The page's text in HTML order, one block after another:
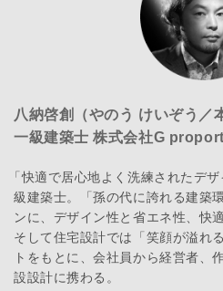
八納啓創（やのう けいぞう／
一級建築士 株式会社G
「快適で居心地よく洗練されたデ
級建築士。「孫の代に誇れる建築
ンに、デザイン性と省エネ性、快
そして住宅設計では「笑顔が溢れ
トをもとに、会社員から経営者、
設設計に携わる。